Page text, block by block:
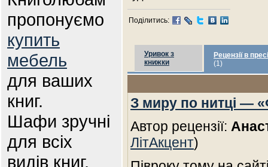
пропонуємо
купить
мебель
для ваших
книг.
Шафи зручні
для всіх
видів книг,
Поділитись:
Уривок з
книжки
Рецензії в пресі
(1)
З миру по нитці —
Автор рецензії:
ЛітАкцент)